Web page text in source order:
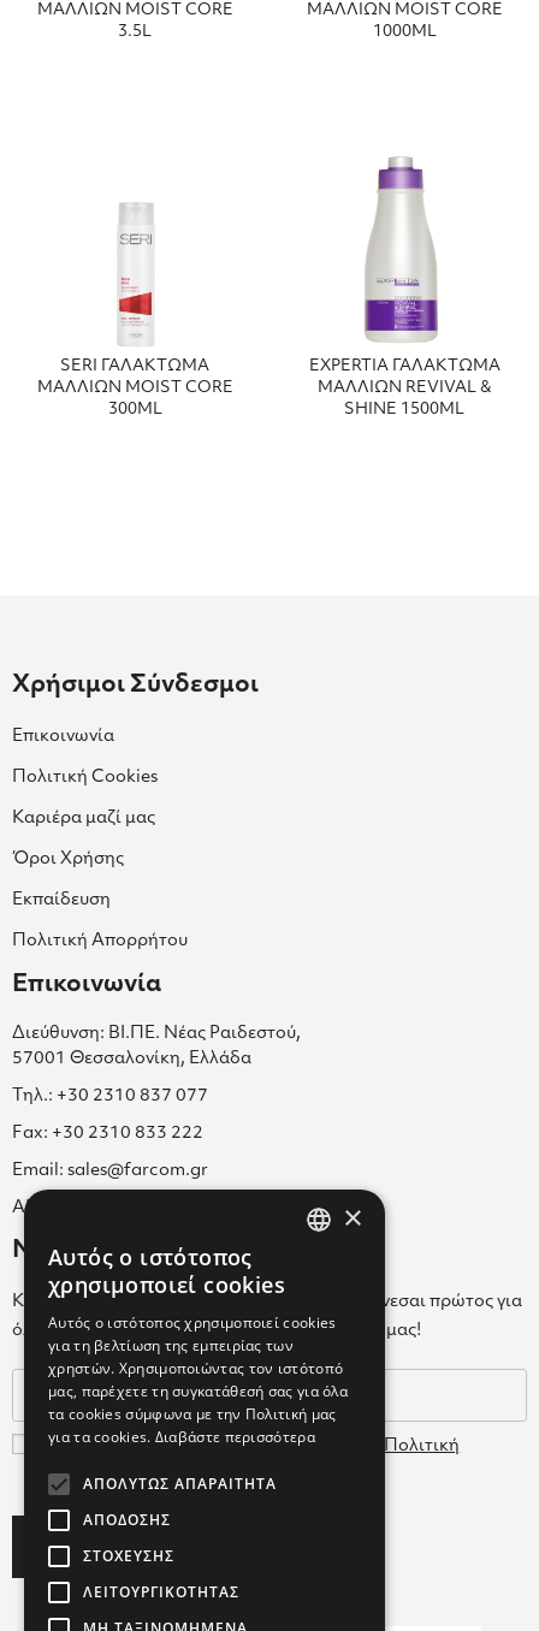
ΜΑΛΛΙΩΝ MOIST CORE
3.5L
ΜΑΛΛΙΩΝ MOIST CORE
1000ML
SERI ΓΑΛΑΚΤΩΜΑ
ΜΑΛΛΙΩΝ MOIST CORE
300ML
EXPERTIA ΓΑΛΑΚΤΩΜΑ
ΜΑΛΛΙΩΝ REVIVAL &
SHINE 1500ML
Χρήσιμοι Σύνδεσμοι
Επικοινωνία
Πολιτική Cookies
Καριέρα μαζί μας
Όροι Χρήσης
Εκπαίδευση
Πολιτική Απορρήτου
Επικοινωνία
Διεύθυνση: ΒΙ.ΠΕ. Νέας Ραιδεστού,
57001 Θεσσαλονίκη, Ελλάδα
Τηλ.: +30 2310 837 077
Fax: +30 2310 833 222
Email: sales@farcom.gr
ΑΡ.Γ.Ε.ΜΗ. 038365205000
Newsletter
Κάνε εγγραφή στο Newsletter για να ενημερώνεσαι πρώτος για
όλα τα νέα μας και τα ολοκαίνουρια προϊόντα μας!
Συμφωνώ με τουςΌρους Χρήσης
Πολιτική
Δεδομένων
×
Αυτός ο ιστότοπος
χρησιμοποιεί cookies
Αυτός ο ιστότοπος χρησιμοποιεί cookies
για τη βελτίωση της εμπειρίας των
χρηστών. Χρησιμοποιώντας τον ιστότοπό
μας, παρέχετε τη συγκατάθεσή σας για όλα
τα cookies σύμφωνα με την Πολιτική μας
για τα cookies. Διαβάστε περισσότερα
ΑΠΟΛΎΤΩΣ ΑΠΑΡΑΊΤΗΤΑ
ΑΠΌΔΟΣΗΣ
ΣΤΌΧΕΥΣΗΣ
ΛΕΙΤΟΥΡΓΙΚΌΤΗΤΑΣ